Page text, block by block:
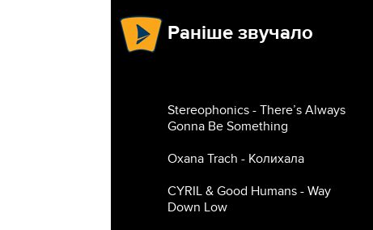
Раніше звучало
Stereophonics - There’s Always
Gonna Be Something
Oxana Trach - Колихала
CYRIL & Good Humans - Way
Down Low